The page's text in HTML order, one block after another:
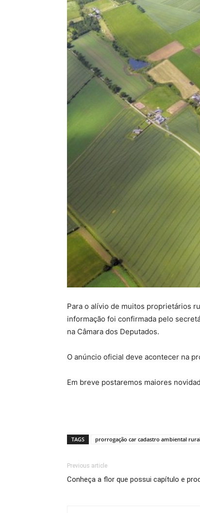
Para o alívio de muitos proprietários
informação foi confirmada pelo
na Câmara dos Deputados.
O anúncio oficial deve acontecer na
Em breve postaremos maiores
TAGS prorrogação car cadastro ambiental
Previous article
Conheça a flor que possui capítulo e